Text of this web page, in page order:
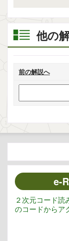
他の
前の解説へ
e-
２次元コード読
のコードからア